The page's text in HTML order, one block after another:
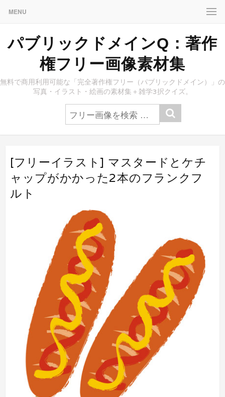
MENU
パブリックドメインQ：著作
権フリー画像素材集
無料で商用利用可能な「完全著作権フリー（パブリックドメイン）」の
写真・イラスト・絵画の素材集＋雑学3択クイズ。
[フリーイラスト] マスタードとケチ
ャップがかかった2本のフランクフ
ルト